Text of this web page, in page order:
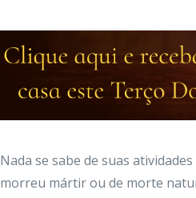
Nada se sabe de suas
morreu mártir ou de morte